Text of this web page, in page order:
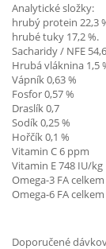
Analytické složky:
hrubý protein 22,3
hrubé tuky 17,2 %.
Sacharidy / NFE
Hrubá vláknina 1,5
Vápník 0,63 %
Fosfor 0,57 %
Draslík 0,7
Sodík 0,25 %
Hořčík 0,1 %
Vitamin C 6 ppm
Vitamin E 748 IU/kg
Omega-3 FA
Omega-6 FA celkem
Doporučené